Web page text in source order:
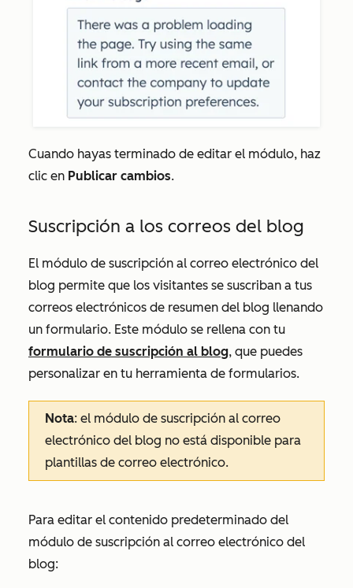
Cuando hayas terminado de editar el módulo, haz
clic en Publicar cambios.
Suscripción a los correos del blog
El módulo de suscripción al correo electrónico del
blog permite que los visitantes se suscriban a tus
correos electrónicos de resumen del blog llenando
un formulario. Este módulo se rellena con tu
formulario de suscripción al blog, que puedes
personalizar en tu herramienta de formularios.
Nota: el módulo de suscripción al correo
electrónico del blog no está disponible para
plantillas de correo electrónico.
Para editar el contenido predeterminado del
módulo de suscripción al correo electrónico del
blog: